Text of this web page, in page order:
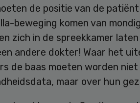
de positie van de
beweging komen van
zich in de spreekkamer
andere dokter! Waar het
de baas moeten worden niet
maar over hun